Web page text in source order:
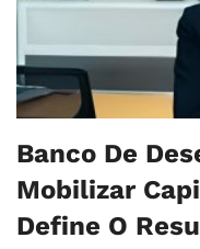
Banco De
Mobilizar
Define O